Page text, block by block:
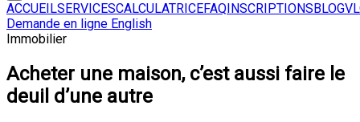
ACCUEILSERVICESCALCULATRICEFAQINSCRIPTIONSBLOG
Demande en ligne English
Immobilier
Acheter une maison, c’est aussi faire le
deuil d’une autre